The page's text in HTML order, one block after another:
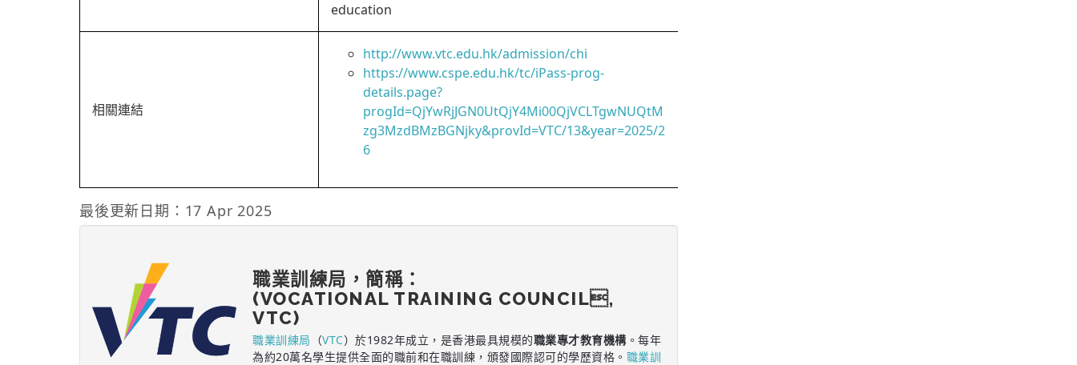
education
相關連結
http://www.vtc.edu.hk/admission/chi
https://www.cspe.edu.hk/tc/iPass-prog-
details.page?
progId=QjYwRjJGN0UtQjY4Mi00QjVCLTgwNUQtM
zg3MzdBMzBGNjky&provId=VTC/13&year=2025/2
6
最後更新日期：17 Apr 2025
職業訓練局，簡稱：
(VOCATIONAL TRAINING COUNCIL,
VTC)
職業訓練局 （VTC）於1982年成立，是香港最具規模的職業專才教育機構。每年
為約20萬名學生提供全面的職前和在職訓練，頒發國際認可的學歷資格。 職業訓